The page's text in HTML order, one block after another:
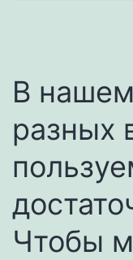
В
разных
Чтобы